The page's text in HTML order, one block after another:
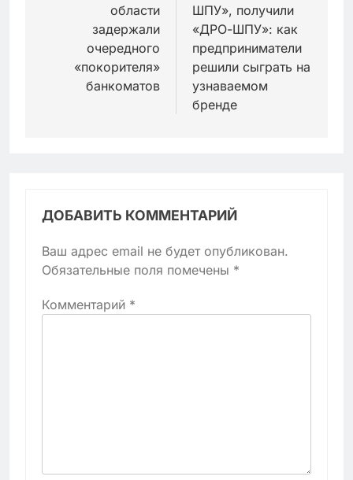
записям
области
задержали
очередного
«покорителя»
банкоматов
ШПУ», получили
«ДРО-ШПУ»: как
предприниматели
решили сыграть на
узнаваемом
бренде
ДОБАВИТЬ КОММЕНТАРИЙ
Ваш адрес email не будет опубликован.
Обязательные поля помечены *
Комментарий *